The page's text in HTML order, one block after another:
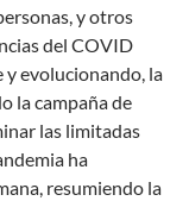
y otros
del COVID
y evolucionando, la
la campaña de
las limitadas
ha
resumiendo la